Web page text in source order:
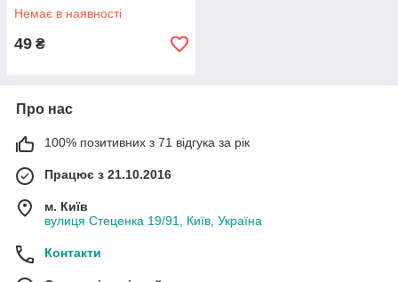
Немає в наявності
49 ₴
Про нас
100% позитивних з 71 відгука за рік
Працює з 21.10.2016
м. Київ
вулиця Стеценка 19/91, Київ, Україна
Контакти